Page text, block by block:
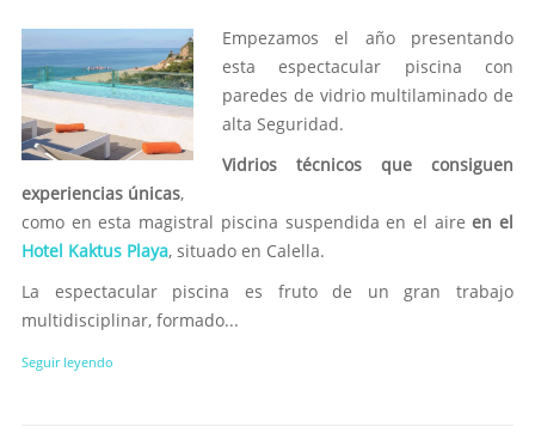
Empezamos el año presentando
esta espectacular piscina con
paredes de vidrio multilaminado de
alta Seguridad.
Vidrios técnicos que consiguen
experiencias únicas,
como en esta magistral piscina suspendida en el aireen el
Hotel Kaktus Playa, situado en Calella.
La espectacular piscina es fruto de un gran trabajo
multidisciplinar, formado...
Seguir leyendo